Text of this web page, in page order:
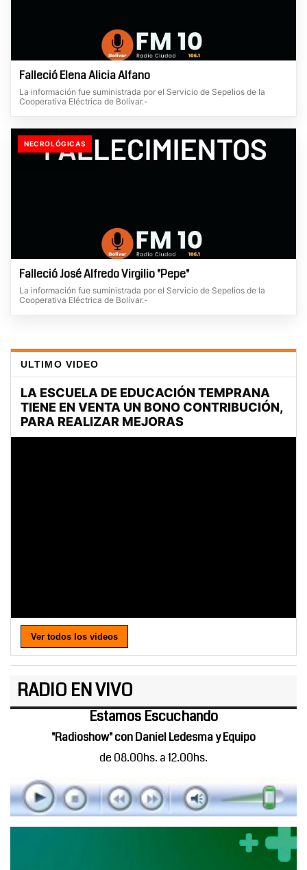
Falleció Elena Alicia Alfano
La información fue suministrada por el Servicio de Sepelios de la
Cooperativa Eléctrica de Bolívar.-
NECROLÓGICAS
Falleció José Alfredo Virgilio "Pepe"
La información fue suministrada por el Servicio de Sepelios de la
Cooperativa Eléctrica de Bolívar.-
ULTIMO VIDEO
Ver todos los videos
RADIO EN VIVO
Estamos Escuchando
"Radioshow" con Daniel Ledesma y Equipo
de 08.00hs. a 12.00hs.